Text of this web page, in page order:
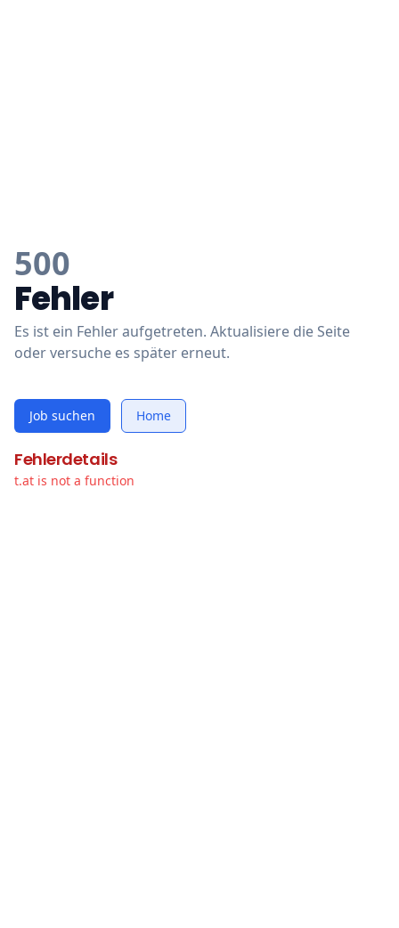
500
Fehler
Es ist ein Fehler aufgetreten. Aktualisiere die Seite
oder versuche es später erneut.
Job suchen Home
Fehlerdetails
t.at is not a function